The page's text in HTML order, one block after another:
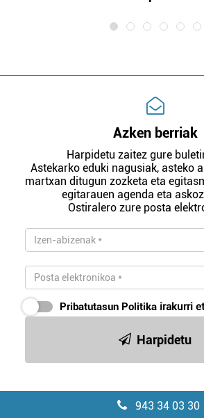
Azken berriak
Harpidetu zaitez gure
Astekarko eduki nagusiak, asteko
martxan ditugun zozketa eta
egitarauen agenda eta
Ostiralero zure posta
Pribatutasun Politika irakurri
Harpidetu
943 34 03 30